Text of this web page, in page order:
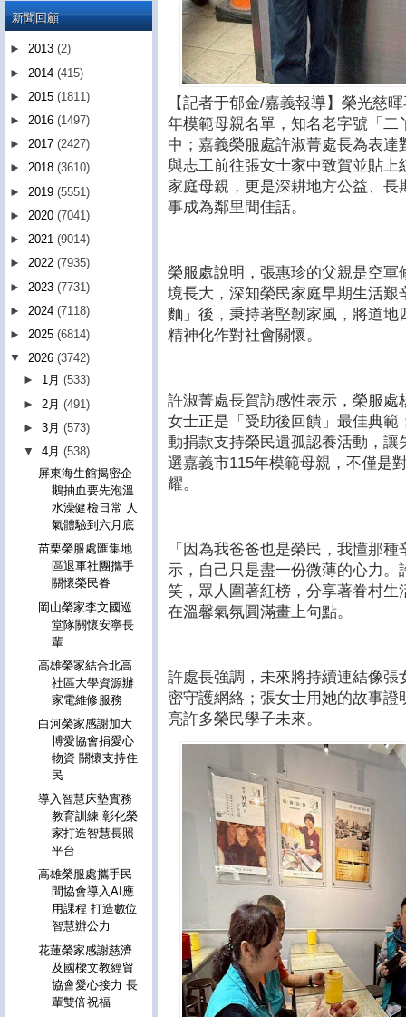
【記者于郁金/嘉義報導】榮光慈
年模範母親名單，知名老字號「
中；嘉義榮服處許淑菁處長為表
與志工前往張女士家中致賀並貼
家庭母親，更是深耕地方公益、
事成為鄰里間佳話。
榮服處說明，張惠珍的父親是空
境長大，深知榮民家庭早期生活
麵」後，秉持著堅韌家風，將道
精神化作對社會關懷。
許淑菁處長賀訪感性表示，榮服
女士正是「受助後回饋」最佳典
動捐款支持榮民遺孤認養活動，
選嘉義市115年模範母親，不僅是
耀。
「因為我爸爸也是榮民，我懂那
示，自己只是盡一份微薄的心力
笑，眾人圍著紅榜，分享著眷村
在溫馨氣氛圓滿畫上句點。
許處長強調，未來將持續連結像
密守護網絡；張女士用她的故事
亮許多榮民學子未來。
新聞回顧
► 2013 (2)
► 2014 (415)
► 2015 (1811)
► 2016 (1497)
► 2017 (2427)
► 2018 (3610)
► 2019 (5551)
► 2020 (7041)
► 2021 (9014)
► 2022 (7935)
► 2023 (7731)
► 2024 (7118)
► 2025 (6814)
▼ 2026 (3742)
► 1月(533)
► 2月(491)
►3月(573)
▼4月(538)
屏東海生館揭密企
鵝抽血要先泡溫
水澡健檢日常 人
氣體驗到六月底
苗栗榮服處匯集地
區退軍社團攜手
關懷榮民眷
岡山榮家李文國巡
堂隊關懷安寧長
輩
高雄榮家結合北高
社區大學資源辦
家電維修服務
白河榮家感謝加大
博愛協會捐愛心
物資 關懷支持住
民
導入智慧床墊實務
教育訓練 彰化榮
家打造智慧長照
平台
高雄榮服處攜手民
間協會導入AI應
用課程 打造數位
智慧辦公力
花蓮榮家感謝慈濟
及國樑文教經貿
協會愛心接力 長
輩雙倍祝福